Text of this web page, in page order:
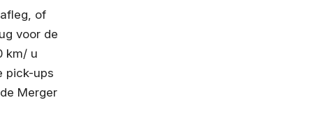
of
voor de
km/ u
pick-ups
Merger